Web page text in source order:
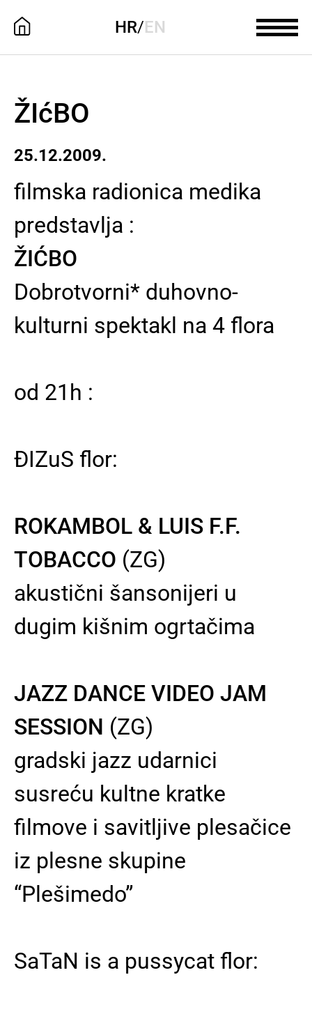
HR/EN
ŽIćBO
25.12.2009.
filmska radionica medika
predstavlja :
ŽIĆBO
Dobrotvorni* duhovno-
kulturni spektakl na 4 flora
od 21h :
ĐIZuS flor:
ROKAMBOL & LUIS F.F.
TOBACCO (ZG)
akustični šansonijeri u
dugim kišnim ogrtačima
JAZZ DANCE VIDEO JAM
SESSION (ZG)
gradski jazz udarnici
susreću kultne kratke
filmove i savitljive plesačice
iz plesne skupine
“Plešimedo”
SaTaN is a pussycat flor: